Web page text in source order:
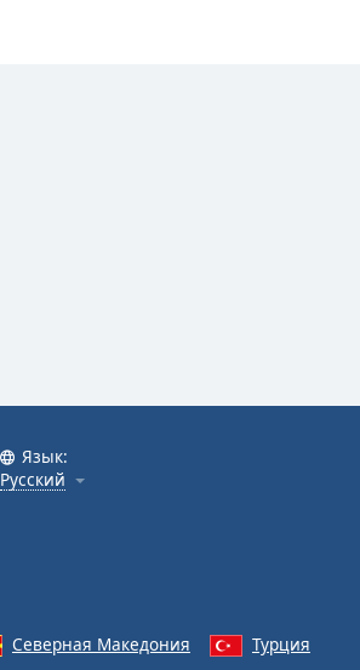
Язык:
Русский
Северная Македония
Турция